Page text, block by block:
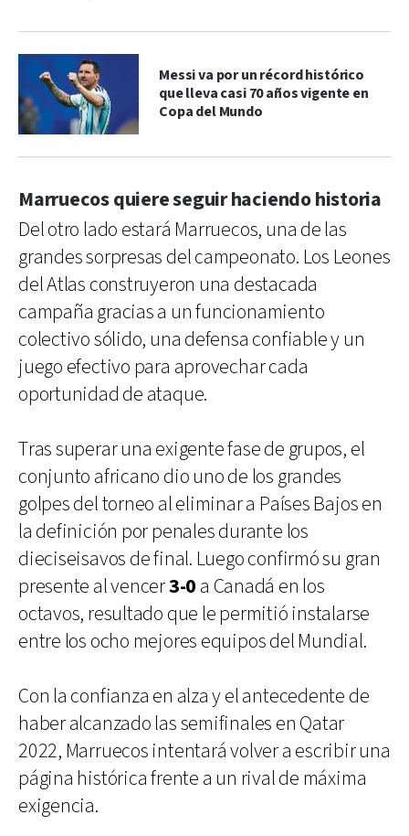
Messi va por un récord histórico
que lleva casi 70 años vigente en
Copa del Mundo
Marruecos quiere seguir haciendo historia
Del otro lado estará Marruecos, una de las
grandes sorpresas del campeonato. Los Leones
del Atlas construyeron una destacada
campaña gracias a un funcionamiento
colectivo sólido, una defensa confiable y un
juego efectivo para aprovechar cada
oportunidad de ataque.
Tras superar una exigente fase de grupos, el
conjunto africano dio uno de los grandes
golpes del torneo al eliminar a Países Bajos en
la definición por penales durante los
dieciseisavos de final. Luego confirmó su gran
presente al vencer3-0 a Canadá en los
octavos, resultado que le permitió instalarse
entre los ocho mejores equipos del Mundial.
Con la confianza en alza y el antecedente de
haber alcanzado las semifinales en Qatar
2022, Marruecos intentará volver a escribir una
página histórica frente a un rival de máxima
exigencia.